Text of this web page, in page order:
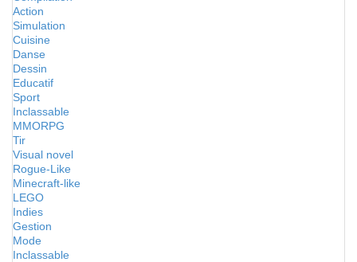
Action
Simulation
Cuisine
Danse
Dessin
Educatif
Sport
Inclassable
MMORPG
Tir
Visual novel
Rogue-Like
Minecraft-like
LEGO
Indies
Gestion
Mode
Inclassable